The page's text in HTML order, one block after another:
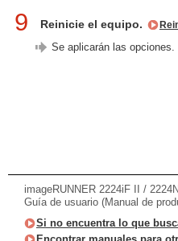
9 Reinicie el equipo.
Se aplicarán las opciones.
imageRUNNER 2224iF II / 2224N
Guía de usuario (Manual de
Si no encuentra lo que